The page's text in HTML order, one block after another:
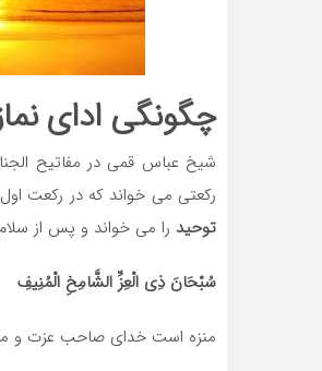
چگونگی ادای
شیخ عباس قمی در مفاتیح
رکعتی می خواند که در رکعت
توحید را می خواند و پس از
سُبْحَانَ ذِی الْعِزِّ الشَّامِخِ الْمُنِیفِ‏
منزه است خدای صاحب عزت و